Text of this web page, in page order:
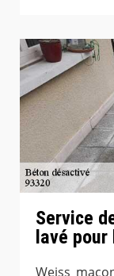
Service
lavé
Weiss